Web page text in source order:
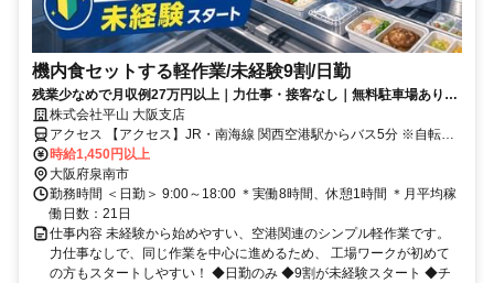
機内食セットする軽作業/未経験9割/日勤
残業少なめで月収例27万円以上｜力仕事・接客なし｜無料駐車場あり｜
20代～50代の男女活躍中
株式会社平山 大阪支店
アクセス 【アクセス】JR・南海線 関西空港駅からバス5分 ※自転
車、バイク、車通勤OK（無料駐車場あり）
時給1,450円以上
大阪府泉南市
勤務時間 ＜日勤＞ 9:00～18:00 ＊実働8時間、休憩1時間 ＊月平均稼
働日数：21日
仕事内容 未経験から始めやすい、空港関連のシンプル軽作業です。
力仕事なしで、同じ作業を中心に進めるため、 工場ワークが初めて
の方もスタートしやすい！ ◆日勤のみ ◆9割が未経験スタート ◆チ